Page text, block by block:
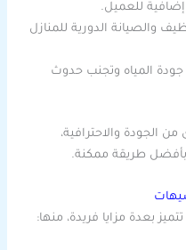
للعميل.
والصيانة الدورية للمنازل
المياه وتجنب حدوث
الجودة والاحترافية،
بأفضل طريقة ممكنة.
بعدة مزايا فريدة، منها: